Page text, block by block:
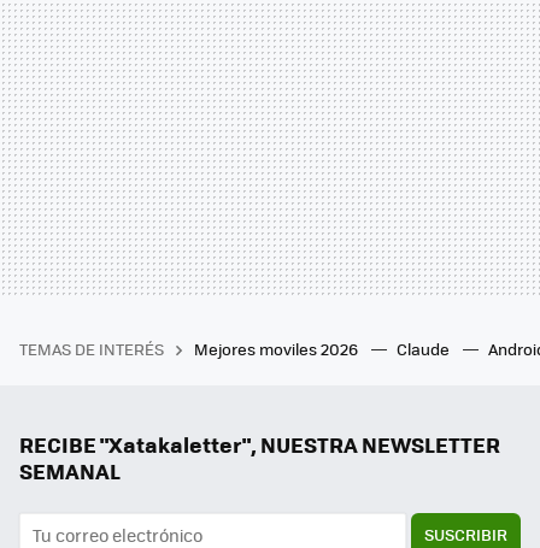
TEMAS DE INTERÉS Mejores moviles 2026 Claude
RECIBE "Xatakaletter", NUESTRA NEWSLETTER
SEMANAL
SUSCRIBIR